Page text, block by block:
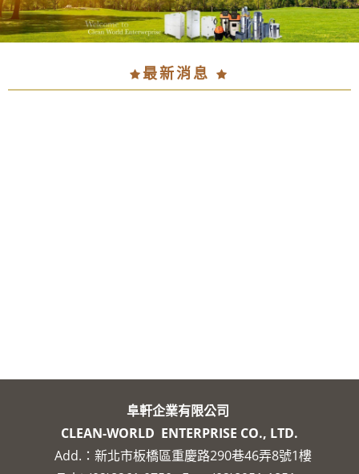
最新消息
阜軒企業有限公司
CLEAN-WORLD ENTERPRISE CO., LTD.
Add.：新北市板橋區重慶路290巷46弄8號1樓